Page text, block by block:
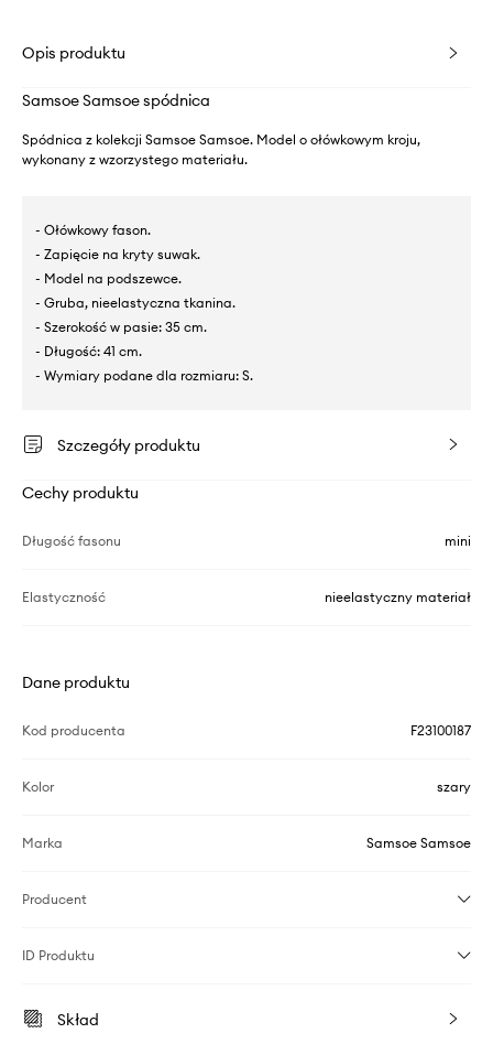
Opis produktu
Samsoe Samsoe spódnica
Spódnica z kolekcji Samsoe Samsoe. Model o ołówkowym kroju,
wykonany z wzorzystego materiału.
- Ołówkowy fason.
- Zapięcie na kryty suwak.
- Model na podszewce.
- Gruba, nieelastyczna tkanina.
- Szerokość w pasie: 35 cm.
- Długość: 41 cm.
- Wymiary podane dla rozmiaru: S.
Szczegóły produktu
Cechy produktu
Długość fasonu mini
Elastyczność nieelastyczny materiał
Dane produktu
Kod producenta F23100187
Kolor szary
Marka Samsoe Samsoe
Producent
ID Produktu
Skład